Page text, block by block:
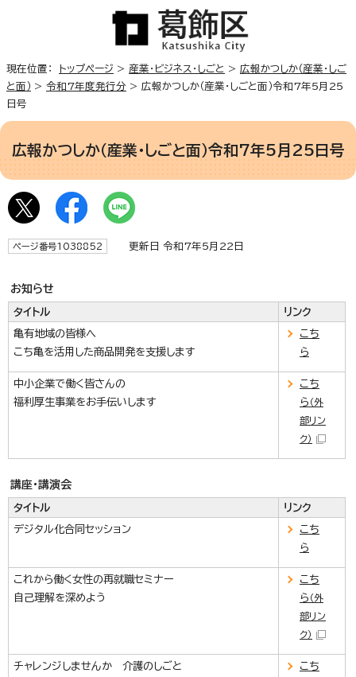
現在位置： トップページ > 産業・ビジネス・しごと > 広報かつしか（産業・しご
と面） > 令和7年度発行分 > 広報かつしか（産業・しごと面）令和7年5月25
日号
広報かつしか（産業・しごと面）令和7年5月25日号
ページ番号1038852 更新日 令和7年5月22日
お知らせ
タイトル
リンク
亀有地域の皆様へ
こち亀を活用した商品開発を支援します
こち
ら
中小企業で働く皆さんの
福利厚生事業をお手伝いします
こち
ら （外
部リン
ク）
講座・講演会
タイトル
リンク
デジタル化合同セッション
こち
ら
これから働く女性の再就職セミナー
自己理解を深めよう
こち
ら （外
部リン
ク）
チャレンジしませんか 介護のしごと
こち